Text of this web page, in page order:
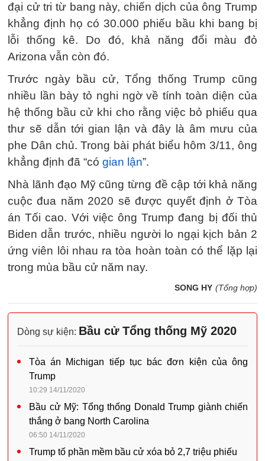
đại cử tri từ bang này, chiến dịch của ông Trump
khẳng định họ có 30.000 phiếu bầu khi bang bị
lỗi thống kê. Do đó, khả năng đổi màu đỏ
Arizona vẫn còn đó.
Trước ngày bầu cử, Tổng thống Trump cũng
nhiều lần bày tỏ nghi ngờ về tính toàn diện của
hệ thống bầu cử khi cho rằng việc bỏ phiếu qua
thư sẽ dẫn tới gian lận và đây là âm mưu của
phe Dân chủ. Trong bài phát biểu hôm 3/11, ông
khẳng định đã “có gian lận”.
Nhà lãnh đạo Mỹ cũng từng đề cập tới khả năng
cuộc đua năm 2020 sẽ được quyết định ở Tòa
án Tối cao. Với việc ông Trump đang bị đối thủ
Biden dẫn trước, nhiều người lo ngại kịch bản 2
ứng viên lôi nhau ra tòa hoàn toàn có thể lặp lại
trong mùa bầu cử năm nay.
SONG HY (Tổng hợp)
Dòng sự kiện: Bầu cử Tổng thống Mỹ 2020
Tòa án Michigan tiếp tục bác đơn kiện của ông
Trump
10:29 14/11/2020
Bầu cử Mỹ: Tổng thống Donald Trump giành chiến
thắng ở bang North Carolina
06:50 14/11/2020
Trump tố phần mềm bầu cử xóa bỏ 2,7 triệu phiếu